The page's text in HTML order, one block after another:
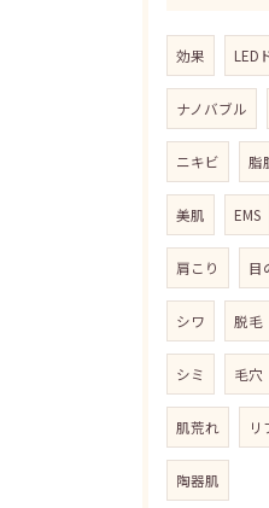
効果 LED
ナノバブル
ニキビ 脂
美肌 EMS
肩こり 目
シワ 脱毛
シミ 毛穴
肌荒れ リ
陶器肌